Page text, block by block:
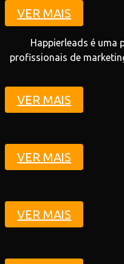
VER MAIS
Happierleads é
profissionais de
VER MAIS
VER MAIS
VER MAIS